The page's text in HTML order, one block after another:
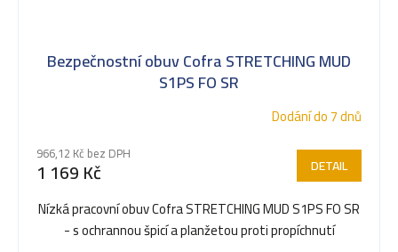
Bezpečnostní obuv Cofra STRETCHING MUD
S1PS FO SR
Dodání do 7 dnů
966,12 Kč bez DPH
1 169 Kč DETAIL
Nízká pracovní obuv Cofra STRETCHING MUD S1PS FO SR
- s ochrannou špicí a planžetou proti propíchnutí